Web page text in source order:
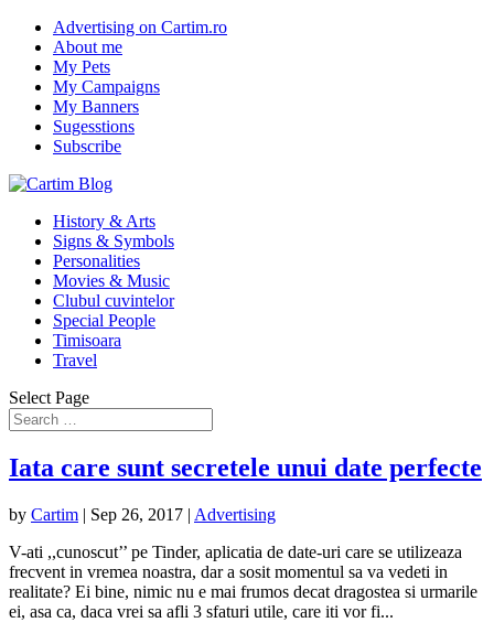
Advertising on Cartim.ro
About me
My Pets
My Campaigns
My Banners
Sugesstions
Subscribe
History & Arts
Signs & Symbols
Personalities
Movies & Music
Clubul cuvintelor
Special People
Timisoara
Travel
Select Page
Iata care sunt secretele unui date perfecte
by Cartim | Sep 26, 2017 | Advertising
V-ati ,,cunoscut’’ pe Tinder, aplicatia de date-uri care se utilizeaza
frecvent in vremea noastra, dar a sosit momentul sa va vedeti in
realitate? Ei bine, nimic nu e mai frumos decat dragostea si urmarile
ei, asa ca, daca vrei sa afli 3 sfaturi utile, care iti vor fi...